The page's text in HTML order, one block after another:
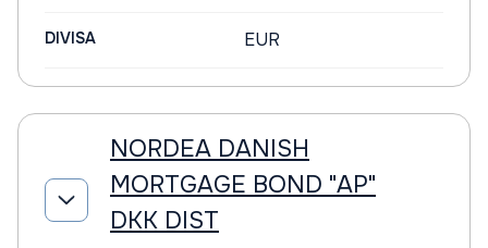
DIVISA EUR
NORDEA DANISH
MORTGAGE BOND "AP"
DKK DIST